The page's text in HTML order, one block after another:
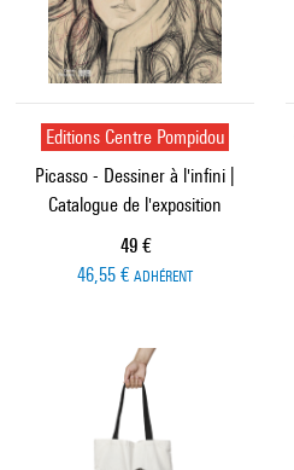
Editions Centre Pompidou
Picasso - Dessiner à l'infini |
Catalogue de l'exposition
Prix ​​actuel
49 €
46,55 € ADHÉRENT